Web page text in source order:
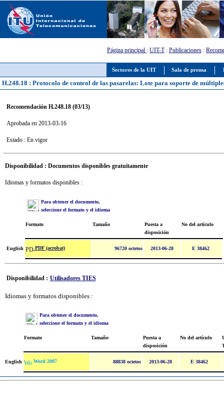
Sectores de la UIT Sala de prensa
Página principal : UIT-T: Publicaciones :
H.248.18 : Protocolo de control de las pasarelas: Lote para soporte de
Recomendación H.248.18 (03/13)
Aprobada en 2013-03-16
Estado : En vigor
Disponibilidad : Documentos disponibles gratuitamente
Idiomas y formatos disponibles :
Para obtener el documento,
seleccione el formato y el idioma
Formato Tamaño
Puesta a
disposición
No del artículo
English PDF (acrobat) 96720 octetos 2013-06-28 E 38462
Disponibilidad : Utilisadores TIES
Idiomas y formatos disponibles :
Para obtener el documento,
seleccione el formato y el idioma
Formato Tamaño
Puesta a
disposición
No del artículo
English Word 2007 88838 octetos 2013-06-28 E 38462